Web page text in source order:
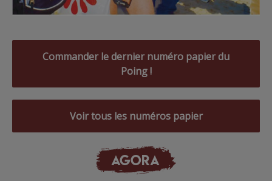
Commander le dernier numéro papier du
Poing !
Voir tous les numéros papier
AGORA